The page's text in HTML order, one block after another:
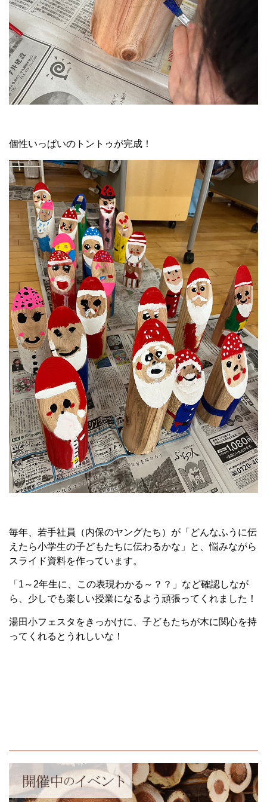
個性いっぱいのトントゥが完成！
毎年、若手社員（内保のヤングたち）が「どんなふうに伝
えたら小学生の子どもたちに伝わるかな」と、悩みながら
スライド資料を作っています。
「 1～2年生に、この表現わかる～？？」など確認しなが
ら、少しでも楽しい授業になるよう頑張ってくれました！
湯田小フェスタをきっかけに、子どもたちが木に関心を持
ってくれるとうれしいな！